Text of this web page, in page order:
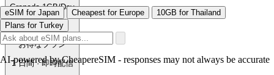
Grenada 1GB/Day
無制限
お得なプラン
1 日間 · 即時配信
eSIM for Japan Cheapest for Europe
10GB for Thailand
Plans for Turkey
AI-powered by CheapereSIM - responses may not always be accurate